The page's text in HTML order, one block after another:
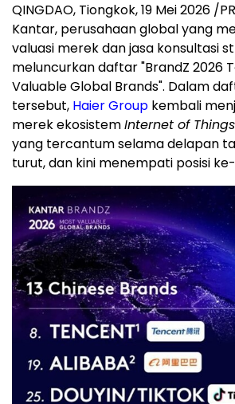
QINGDAO, Tiongkok,19 Mei 2026 /
Kantar, perusahaan global yang
valuasi merek dan jasa konsultasi
meluncurkan daftar "BrandZ 2026
Valuable Global Brands". Dalam
tersebut, Haier Group kembali
merek ekosistemInternet of Things
yang tercantum selama delapan
turut, dan kini menempati posisi